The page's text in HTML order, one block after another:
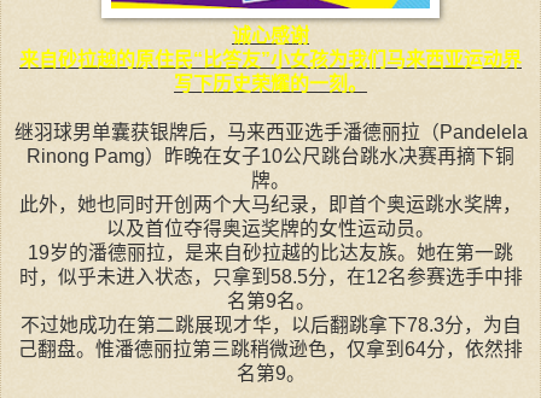
诚心感谢
来自砂拉越的原住民“比答友”小女孩为我们马来西亚运动界
写下历史荣耀的一刻。
继羽球男单囊获银牌后，马来西亚选手潘德丽拉（Pandelela
Rinong Pamg）昨晚在女子10公尺跳台跳水决赛再摘下铜
牌。
此外，她也同时开创两个大马纪录，即首个奥运跳水奖牌，
以及首位夺得奥运奖牌的女性运动员。
19岁的潘德丽拉，是来自砂拉越的比达友族。她在第一跳
时，似乎未进入状态，只拿到58.5分，在12名参赛选手中排
名第9名。
不过她成功在第二跳展现才华，以后翻跳拿下78.3分，为自
己翻盘。惟潘德丽拉第三跳稍微逊色，仅拿到64分，依然排
名第9。